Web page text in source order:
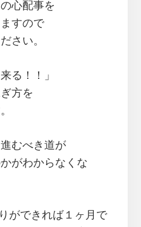
心配事を
すので
さい。
る！！」
方を
むべき道が
がわからなくな
ができれば１ヶ月で